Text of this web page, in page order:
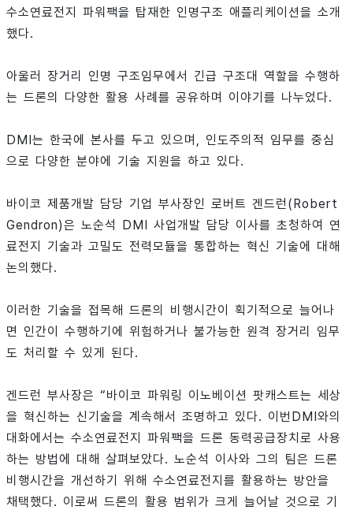
수소연료전지 파워팩을 탑재한 인명구조 애플리케이션을 소개
했다.
아울러 장거리 인명 구조임무에서 긴급 구조대 역할을 수행하
는 드론의 다양한 활용 사례를 공유하며 이야기를 나누었다.
DMI는 한국에 본사를 두고 있으며, 인도주의적 임무를 중심
으로 다양한 분야에 기술 지원을 하고 있다.
바이코 제품개발 담당 기업 부사장인 로버트 겐드런(Robert
Gendron)은 노순석 DMI 사업개발 담당 이사를 초청하여 연
료전지 기술과 고밀도 전력모듈을 통합하는 혁신 기술에 대해
논의했다.
이러한 기술을 접목해 드론의 비행시간이 획기적으로 늘어나
면 인간이 수행하기에 위험하거나 불가능한 원격 장거리 임무
도 처리할 수 있게 된다.
겐드런 부사장은 “바이코 파워링 이노베이션 팟캐스트는 세상
을 혁신하는 신기술을 계속해서 조명하고 있다. 이번DMI와의
대화에서는 수소연료전지 파워팩을 드론 동력공급장치로 사용
하는 방법에 대해 살펴보았다. 노순석 이사와 그의 팀은 드론
비행시간을 개선하기 위해 수소연료전지를 활용하는 방안을
채택했다. 이로써 드론의 활용 범위가 크게 늘어날 것으로 기